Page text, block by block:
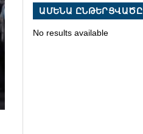
ԱՄԵՆԱ ԸՆԹԵՐՑՎԱԾԸ
No results available